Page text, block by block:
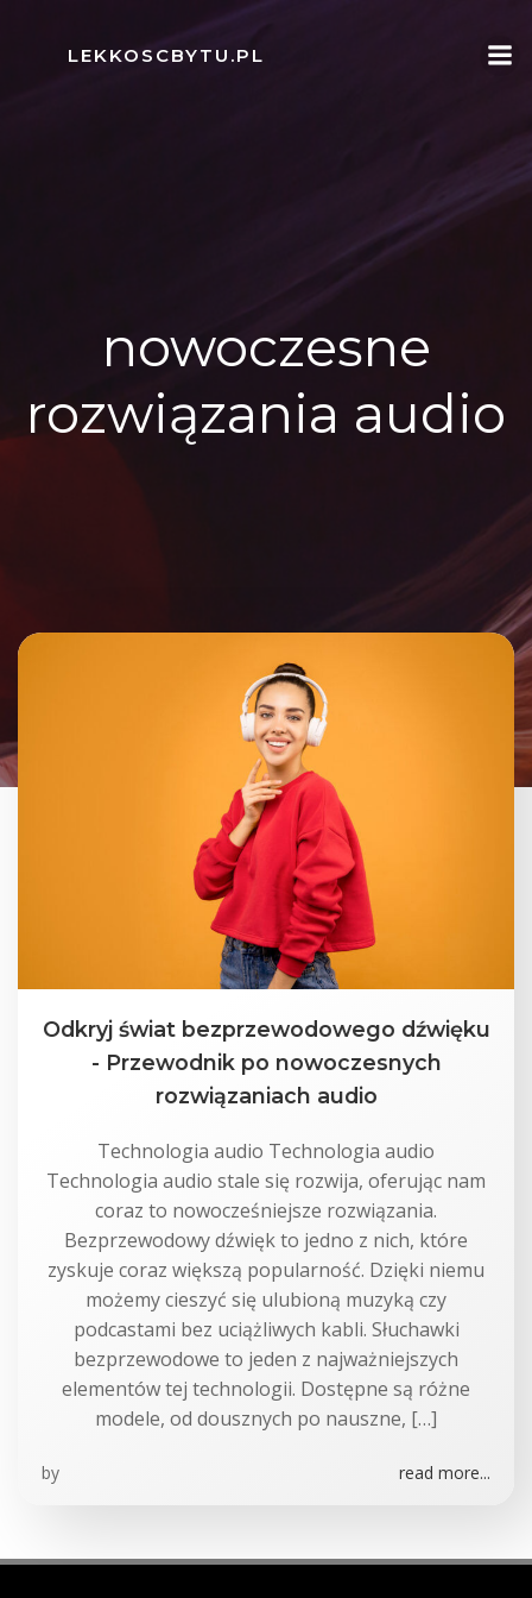
LEKKOSCBYTU.PL
nowoczesne
rozwiązania audio
Odkryj świat bezprzewodowego dźwięku
- Przewodnik po nowoczesnych
rozwiązaniach audio
Technologia audio Technologia audio
Technologia audio stale się rozwija, oferując nam
coraz to nowocześniejsze rozwiązania.
Bezprzewodowy dźwięk to jedno z nich, które
zyskuje coraz większą popularność. Dzięki niemu
możemy cieszyć się ulubioną muzyką czy
podcastami bez uciążliwych kabli. Słuchawki
bezprzewodowe to jeden z najważniejszych
elementów tej technologii. Dostępne są różne
modele, od dousznych po nauszne, […]
by read more...